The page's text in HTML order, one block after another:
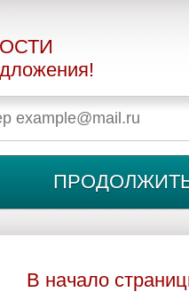
В начало